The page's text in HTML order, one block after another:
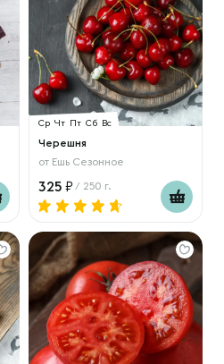
Ср Чт Пт Сб Вс
Черешня
от Ешь Сезонное
325 / 250 г.